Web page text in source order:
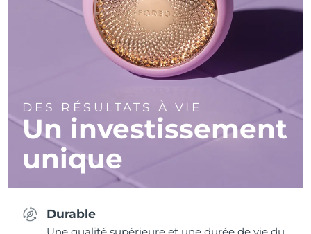
DES RÉSULTATS À VIE
Un investissement
unique
Durable